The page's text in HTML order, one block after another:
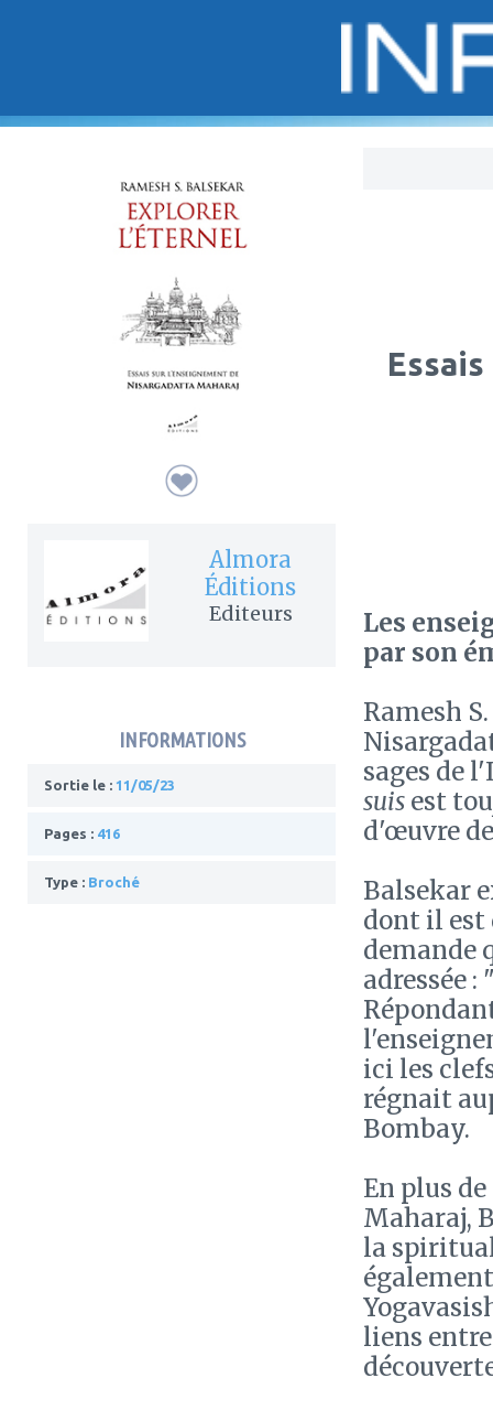
Almora
Éditions
Editeurs
INFORMATIONS
Sortie le : 11/05/23
Pages : 416
Type : Broché
Les
par son
Ramesh
sages de
suis est
d'œuvre
Balsekar
dont il est
demande
adressée
ici les
régnait
Bombay.
En plus
Maharaj,
la
liens